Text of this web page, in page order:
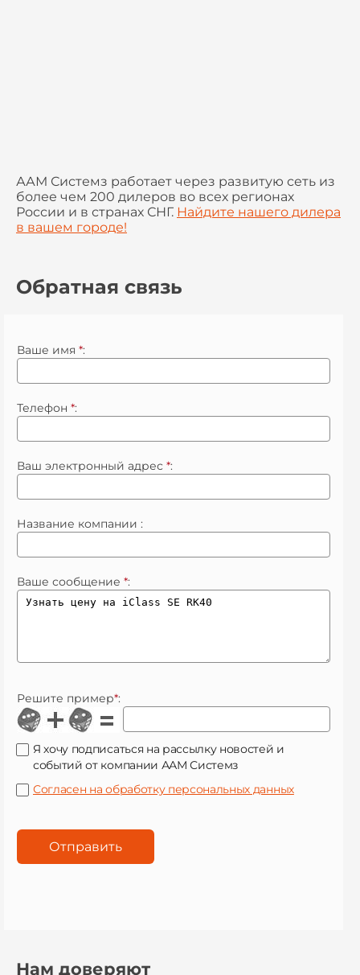
ААМ Системз работает через развитую сеть из
более чем 200 дилеров во всех регионах
России и в странах СНГ. Найдите нашего дилера
в вашем городе!
Обратная связь
Ваше имя *:
Телефон *:
Ваш электронный адрес *:
Название компании :
Ваше сообщение *:
Решите пример*:
Я хочу подписаться на рассылку новостей и
событий от компании ААМ Системз
Согласен на обработку персональных данных
Нам доверяют